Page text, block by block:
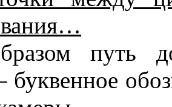
путь
буквенное